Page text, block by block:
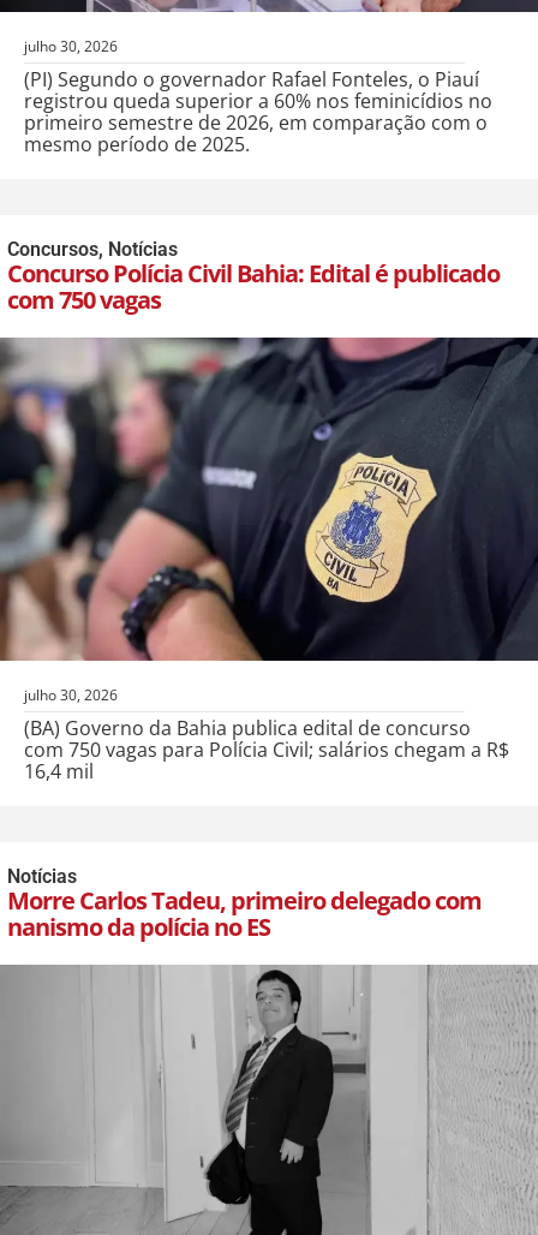
julho 30, 2026
(PI) Segundo o governador Rafael Fonteles, o Piauí
registrou queda superior a 60% nos feminicídios no
primeiro semestre de 2026, em comparação com o
mesmo período de 2025.
Concursos, Notícias
Concurso Polícia Civil Bahia: Edital é publicado
com 750 vagas
julho 30, 2026
(BA) Governo da Bahia publica edital de concurso
com 750 vagas para Polícia Civil; salários chegam a R$
16,4 mil
Notícias
Morre Carlos Tadeu, primeiro delegado com
nanismo da polícia no ES